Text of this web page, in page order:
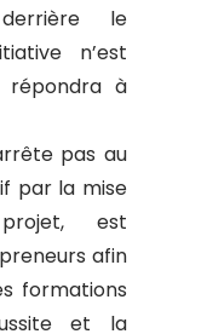
le
n’est
à
pas au
par la mise
est
afin
formations
et la